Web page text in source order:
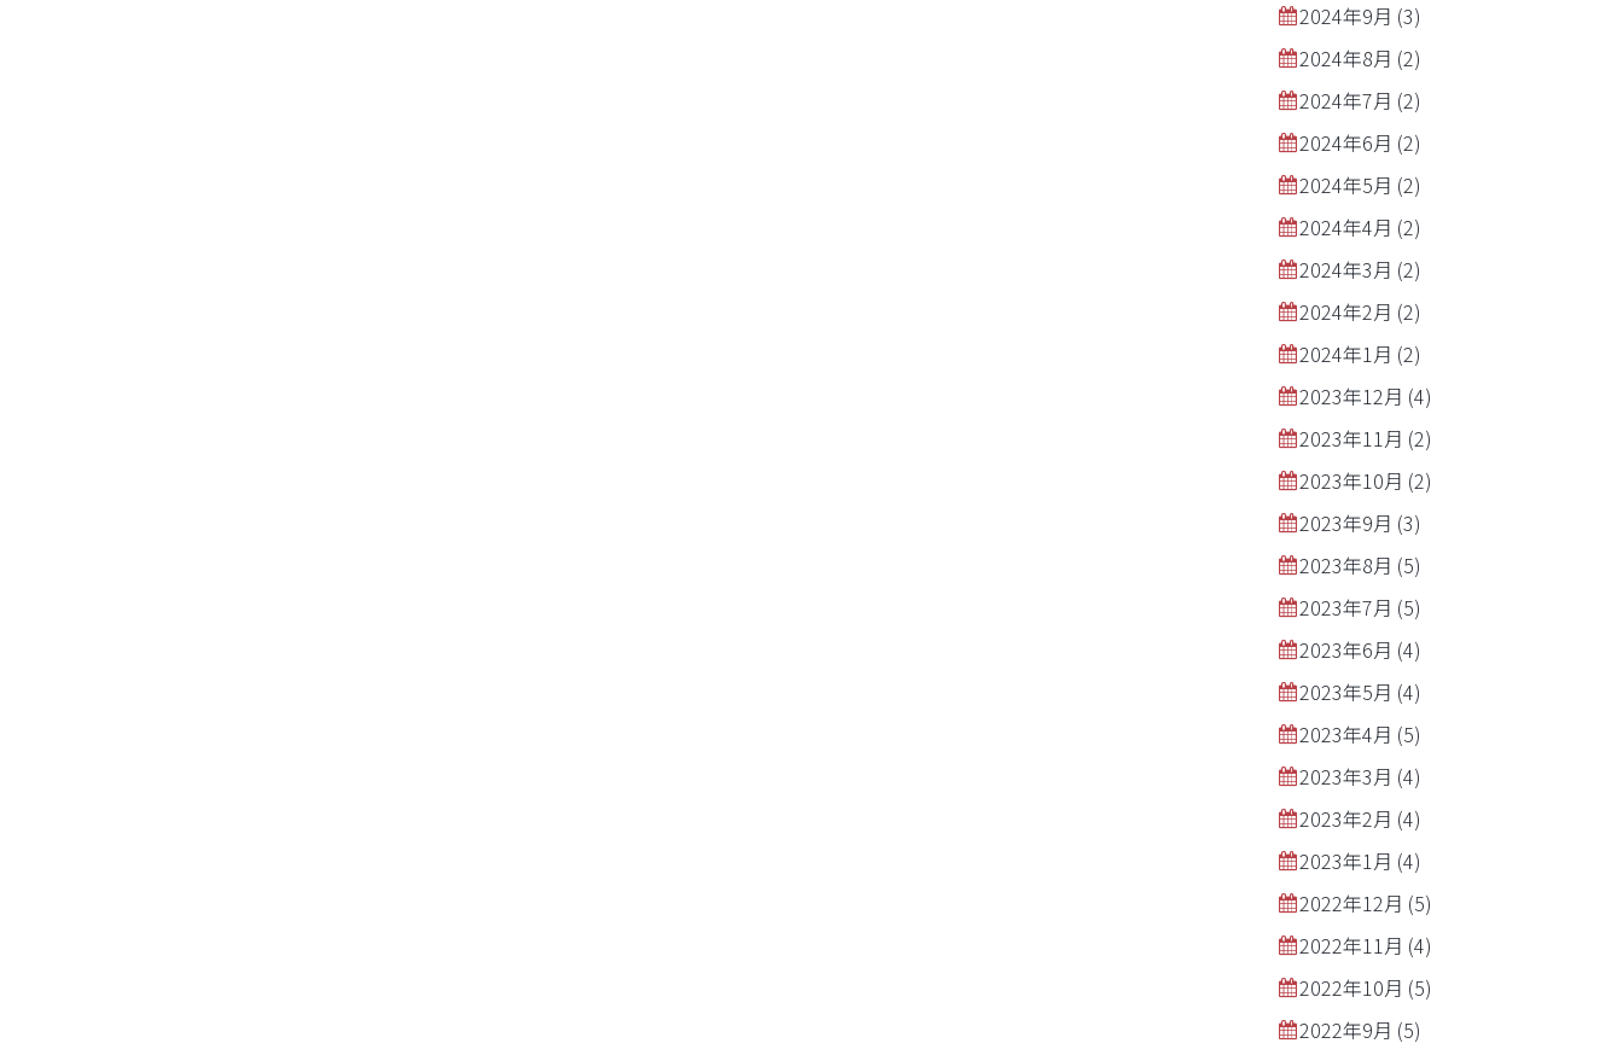
2024年9月 (3)
2024年8月 (2)
2024年7月 (2)
2024年6月 (2)
2024年5月 (2)
2024年4月 (2)
2024年3月 (2)
2024年2月 (2)
2024年1月 (2)
2023年12月 (4)
2023年11月 (2)
2023年10月 (2)
2023年9月 (3)
2023年8月 (5)
2023年7月 (5)
2023年6月 (4)
2023年5月 (4)
2023年4月 (5)
2023年3月 (4)
2023年2月 (4)
2023年1月 (4)
2022年12月 (5)
2022年11月 (4)
2022年10月 (5)
2022年9月 (5)